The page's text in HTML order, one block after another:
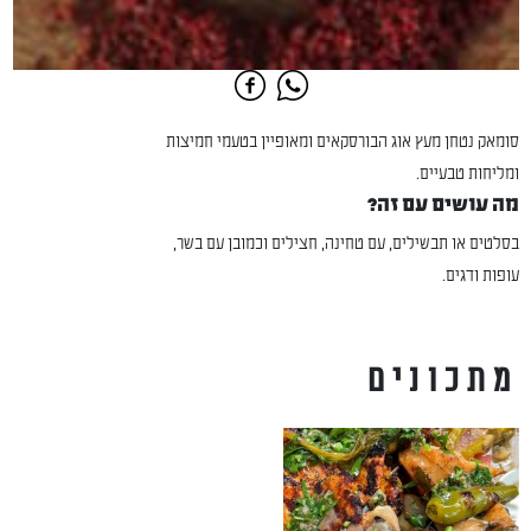
סומאק נטחן מעץ אוג הבורסקאים ומאופיין בטעמי חמיצות
ומליחות טבעיים.
מה עושים עם זה?
בסלטים או תבשילים, עם טחינה, חצילים וכמובן עם בשר,
עופות ודגים.
מתכונים